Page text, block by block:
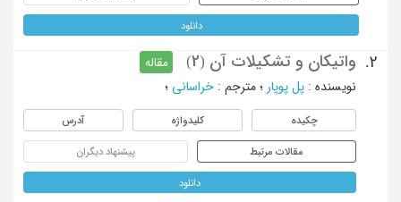
دانلود
2. واتیکان و تشکیلات آن (2)
مقاله
نویسنده : پل پوپار ؛ مترجم : خراسانی ؛
چکیده کلیدواژه آدرس
مقالات مرتبط پیشنهاد دیگران
دانلود